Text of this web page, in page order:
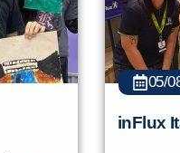
05/
inFlux